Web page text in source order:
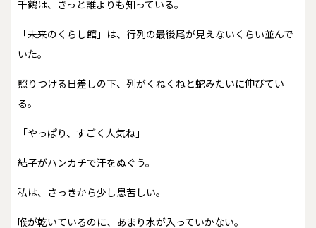
千鶴は、きっと誰よりも知っている。
「未来のくらし館」は、行列の最後尾が見えないくらい並んで
いた。
照りつける日差しの下、列がくねくねと蛇みたいに伸びてい
る。
「やっぱり、すごく人気ね」
結子がハンカチで汗をぬぐう。
私は、さっきから少し息苦しい。
喉が乾いているのに、あまり水が入っていかない。